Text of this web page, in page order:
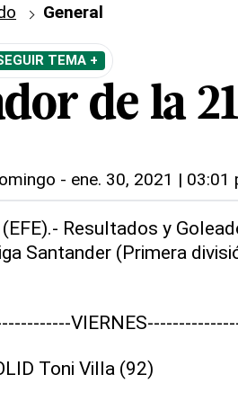
General
TEMA +
de la
- ene. 30, 2021 | 03:01
Resultados y
Santander (Primera
Toni Villa (92)